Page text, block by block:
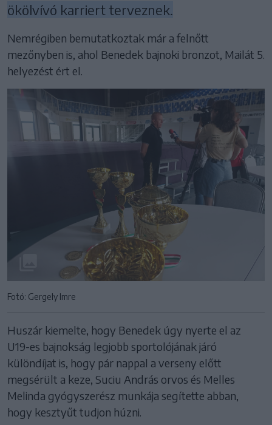
ökölvívó karriert terveznek.
Nemrégiben bemutatkoztak már a felnőtt
mezőnyben is, ahol Benedek bajnoki bronzot, Mailát 5.
helyezést ért el.
Fotó: Gergely Imre
Huszár kiemelte, hogy Benedek úgy nyerte el az
U19-es bajnokság legjobb sportolójának járó
különdíjat is, hogy pár nappal a verseny előtt
megsérült a keze, Suciu András orvos és Melles
Melinda gyógyszerész munkája segítette abban,
hogy kesztyűt tudjon húzni.